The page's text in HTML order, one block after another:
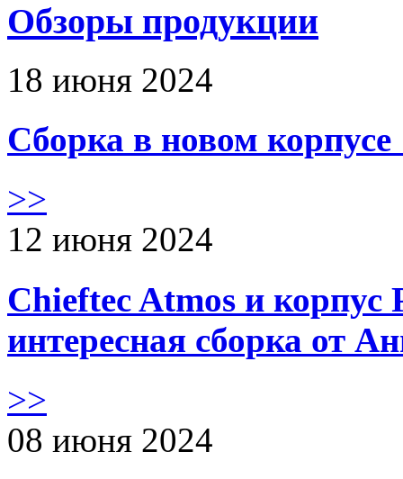
Обзоры продукции
18 июня 2024
Сборка в новом
>>
12 июня 2024
Chieftec Atmos и корпус
интересная сборка от
>>
08 июня 2024